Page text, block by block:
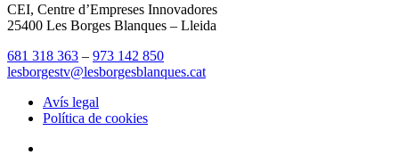
CEI, Centre d’Empreses Innovadores
25400 Les Borges Blanques – Lleida
681 318 363 – 973 142 850
lesborgestv@lesborgesblanques.cat
Avís legal
Política de cookies